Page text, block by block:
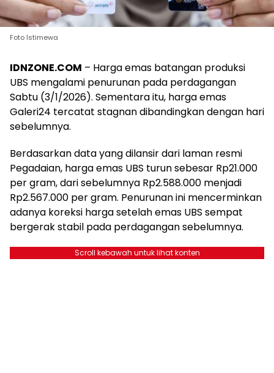
Foto Istimewa
IDNZONE.COM – Harga emas batangan produksi
UBS mengalami penurunan pada perdagangan
Sabtu (3/1/2026). Sementara itu, harga emas
Galeri24 tercatat stagnan dibandingkan dengan hari
sebelumnya.
Berdasarkan data yang dilansir dari laman resmi
Pegadaian, harga emas UBS turun sebesar Rp21.000
per gram, dari sebelumnya Rp2.588.000 menjadi
Rp2.567.000 per gram. Penurunan ini mencerminkan
adanya koreksi harga setelah emas UBS sempat
bergerak stabil pada perdagangan sebelumnya.
Scroll kebawah untuk lihat konten